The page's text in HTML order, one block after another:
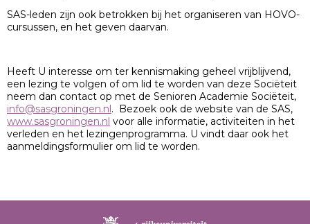
SAS-leden zijn ook betrokken bij het organiseren van HOVO-
cursussen, en het geven daarvan.
Heeft U interesse om ter kennismaking geheel vrijblijvend,
een lezing te volgen of om lid te worden van deze Sociëteit
neem dan contact op met de Senioren Academie Sociëteit,
info@sasgroningen.nl. Bezoek ook de website van de SAS,
www.sasgroningen.nl voor alle informatie, activiteiten in het
verleden en het lezingenprogramma. U vindt daar ook het
aanmeldingsformulier om lid te worden.